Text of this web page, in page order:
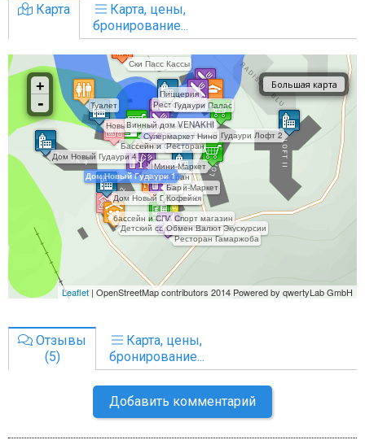
Карта
Карта, цены,
бронирование...
Отзывы
(5)
Карта, цены,
бронирование...
Добавить комментарий